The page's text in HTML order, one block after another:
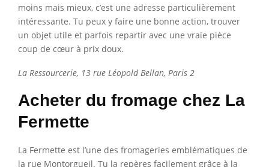
moins mais mieux, c’est une adresse particulièrement
intéressante. Tu peux y faire une bonne action, trouver
un objet utile et parfois repartir avec une vraie pièce
coup de cœur à prix doux.
La Ressourcerie, 13 rue Léopold Bellan, Paris 2
Acheter du fromage chez La
Fermette
La Fermette est l’une des fromageries emblématiques de
la rue Montorgueil. Tu la repères facilement grâce à la